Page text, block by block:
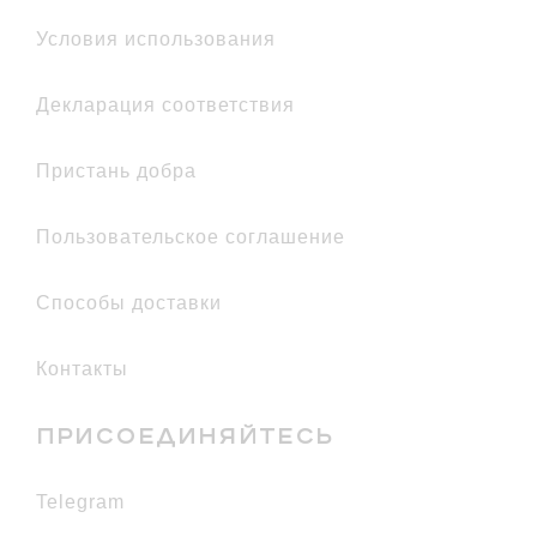
условия использования
декларация соответствия
Пристань добра
Пользовательское соглашение
Способы доставки
Контакты
ПРИСОЕДИНЯЙТЕСЬ
telegram